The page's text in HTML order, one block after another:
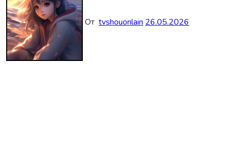
От tvshouonlain 26.05.2026